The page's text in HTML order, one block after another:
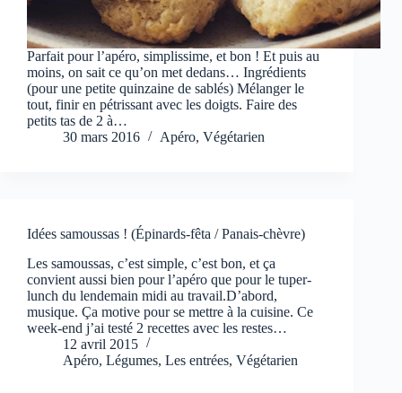
Parfait pour l’apéro, simplissime, et bon ! Et puis au
moins, on sait ce qu’on met dedans… Ingrédients
(pour une petite quinzaine de sablés) Mélanger le
tout, finir en pétrissant avec les doigts. Faire des
petits tas de 2 à…
30 mars 2016
Apéro, Végétarien
Idées samoussas ! (Épinards-fêta / Panais-chèvre)
Les samoussas, c’est simple, c’est bon, et ça
convient aussi bien pour l’apéro que pour le tuper-
lunch du lendemain midi au travail.D’abord,
musique. Ça motive pour se mettre à la cuisine. Ce
week-end j’ai testé 2 recettes avec les restes…
12 avril 2015
Apéro, Légumes, Les entrées, Végétarien